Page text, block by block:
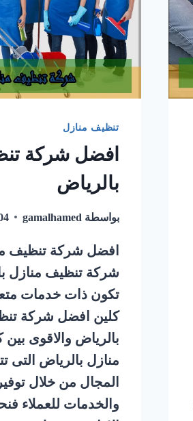
تنظيف منازل
افضل شركة
بالرياض
بواسطة gamalhamed
افضل شركة تنظيف
شركة تنظيف منازل
تكون ذات خدمات
كلين افضل شركة
بالرياض والاقوى
منازل بالرياض التى
المجال من خلال
والخدمات للعملاء